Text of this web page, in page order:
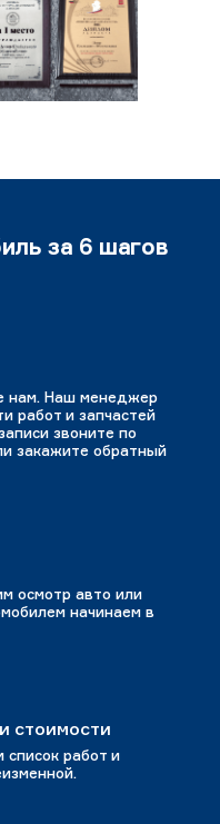
за 6 шагов
нам. Наш менеджер
работ и запчастей
звоните по
закажите обратный
осмотр авто или
начинаем в
стоимости
список работ и